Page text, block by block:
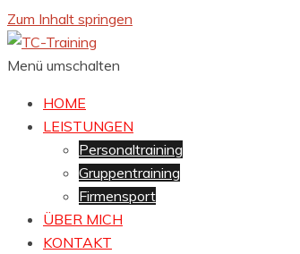
Zum Inhalt springen
Menü umschalten
HOME
LEISTUNGEN
Personaltraining
Gruppentraining
Firmensport
ÜBER MICH
KONTAKT